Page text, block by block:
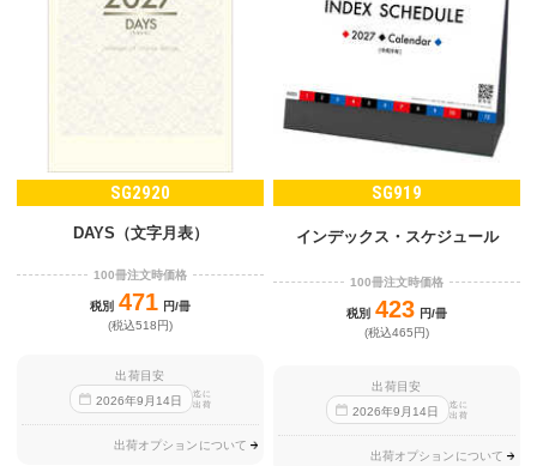
SG2920
DAYS（文字月表）
100冊注文時価格
税別 471 円/冊
(税込518円)
出荷目安
2026年9 月 14日
迄に
出荷
出荷オプションについて
SG919
インデックス・スケジュール
100冊注文時価格
税別 423 円/冊
(税込465円)
出荷目安
2026年9 月14日
迄に
出荷
出荷オプションについて